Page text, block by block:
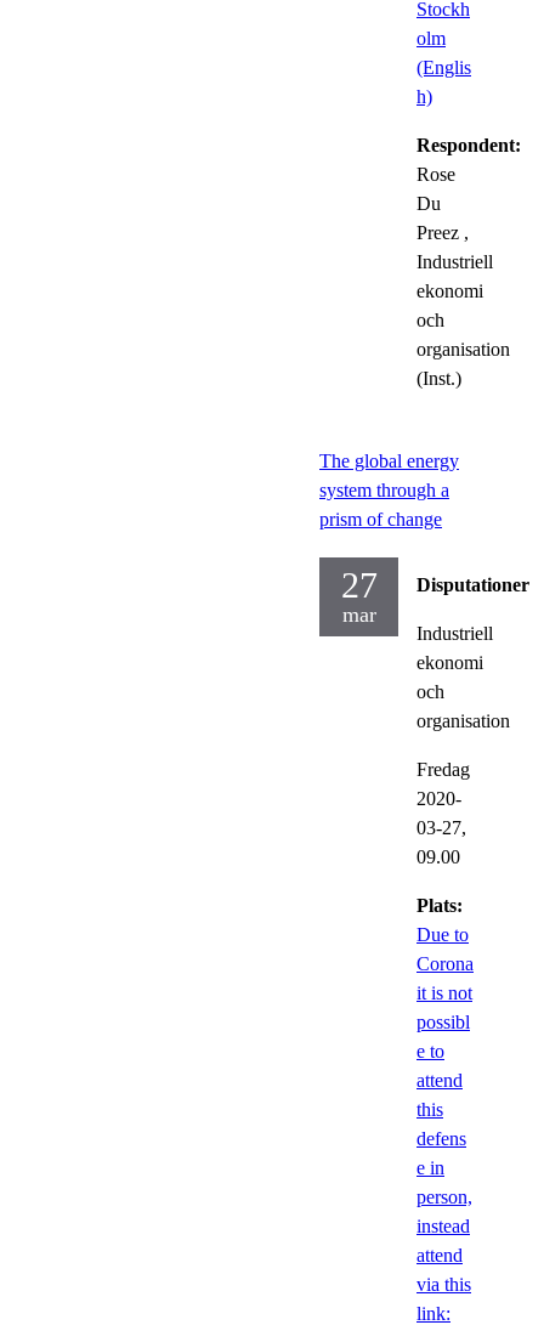
Stockh
olm
(Englis
h)
Respondent:
Rose
Du
Preez ,
Industriell
ekonomi
och
organisation
(Inst.)
The global energy
system through a
prism of change
27
mar
Disputationer
Industriell
ekonomi
och
organisation
Fredag
2020-
03-27,
09.00
Plats:
Due to
Corona
it is not
possibl
e to
attend
this
defens
e in
person,
instead
attend
via this
link: